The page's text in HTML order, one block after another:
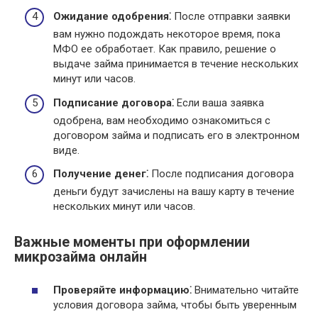
Ожидание одобрения⁚ После отправки заявки
вам нужно подождать некоторое время, пока
МФО ее обработает. Как правило, решение о
выдаче займа принимается в течение нескольких
минут или часов.
Подписание договора⁚ Если ваша заявка
одобрена, вам необходимо ознакомиться с
договором займа и подписать его в электронном
виде.
Получение денег⁚ После подписания договора
деньги будут зачислены на вашу карту в течение
нескольких минут или часов.
Важные моменты при оформлении
микрозайма онлайн
Проверяйте информацию⁚ Внимательно читайте
условия договора займа, чтобы быть уверенным